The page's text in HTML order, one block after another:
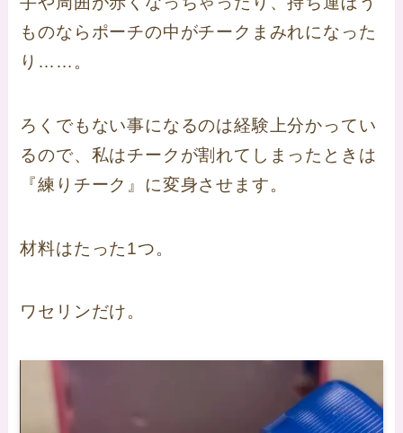
ものならポーチの中がチークまみれになった
り……。
ろくでもない事になるのは経験上分かってい
るので、私はチークが割れてしまったときは
『練りチーク』に変身させます。
材料はたった1つ。
ワセリンだけ。